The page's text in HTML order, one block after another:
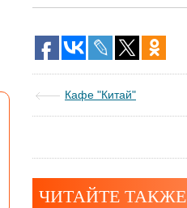
Кафе "Китай"
ЧИТАЙТЕ ТАКЖЕ